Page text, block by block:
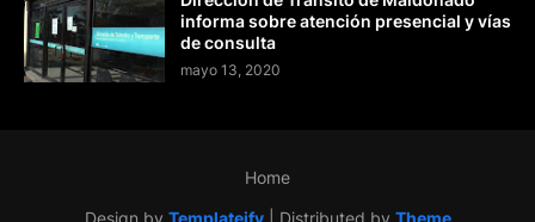
informa sobre atención presencial y vías
de consulta
mayo 13, 2020
Design by Templateify| Distributed by Theme
Home